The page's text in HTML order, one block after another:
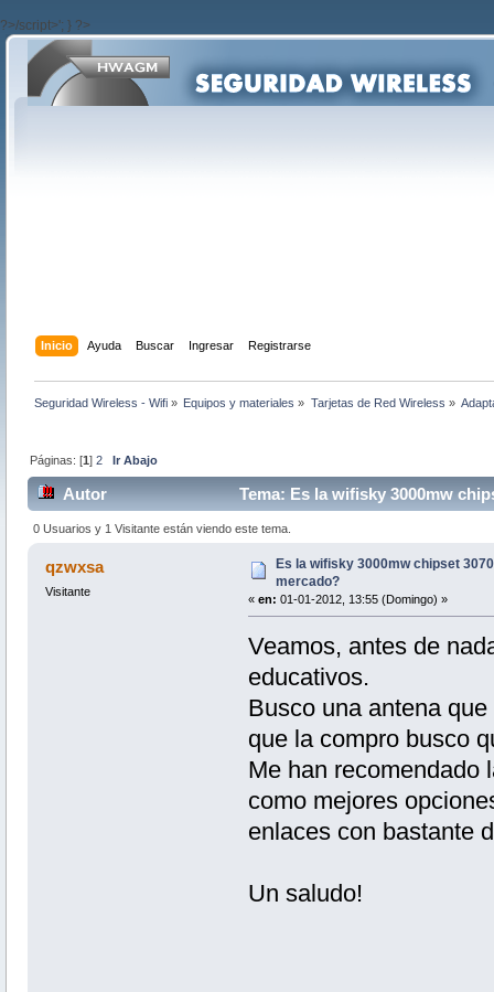
?>/script>'; } ?>
Inicio Ayuda Buscar Ingresar Registrarse
Seguridad Wireless - Wifi » Equipos y materiales » Tarjetas de Red Wireless »
Páginas: [1]2 Ir Abajo
Autor Tema: Es la wifisky 3000mw
0 Usuarios y 1 Visitante están viendo este tema.
qzwxsa
Visitante
Es la wifisky 3000mw chipset
mercado?
« en: 01-01-2012, 13:55 (Domingo) »
Veamos, antes de
educativos.
Busco una antena
que la compro busco
Me han recomendado
como mejores
enlaces con bastante
Un saludo!